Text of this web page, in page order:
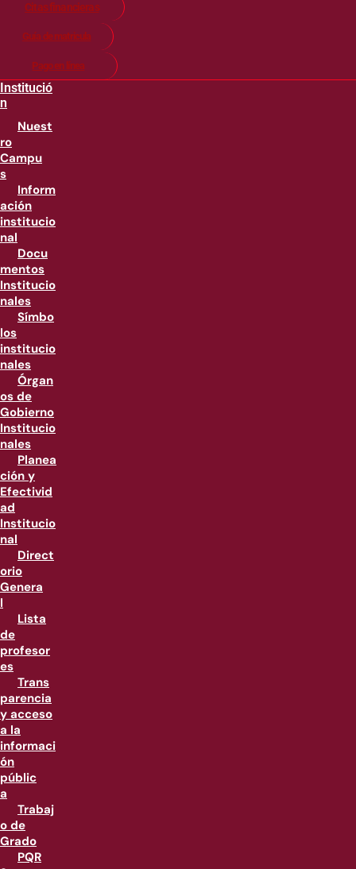
Citas financieras
Guía de matricula
Pago en línea
Institució
n
Nuest
ro
Campu
s
Inform
ación
institucio
nal
Docu
mentos
Institucio
nales
Símbo
los
institucio
nales
Órgan
os de
Gobierno
Institucio
nales
Planea
ción y
Efectivid
ad
Institucio
nal
Direct
orio
Genera
l
Lista
de
profesor
es
Trans
parencia
y acceso
a la
informaci
ón
públic
a
Trabaj
o de
Grado
PQR